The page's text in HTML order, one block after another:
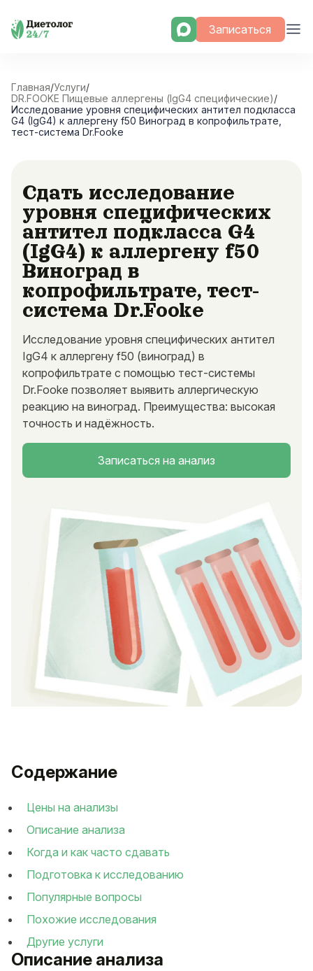
Skip
Записаться
Главная/Услуги/
DR.FOOKE Пищевые аллергены (IgG4 специфические)/
Исследование уровня специфических антител подкласса
G4 (IgG4) к аллергену f50 Виноград в копрофильтрате,
тест-система Dr.Fooke
Сдать исследование
уровня специфических
антител подкласса G4
(IgG4) к аллергену f50
Виноград в
копрофильтрате, тест-
система Dr.Fooke
Исследование уровня специфических антител
IgG4 к аллергену f50 (виноград) в
копрофильтрате с помощью тест-системы
Dr.Fooke позволяет выявить аллергическую
реакцию на виноград. Преимущества: высокая
точность и надёжность.
Записаться на анализ
Описание анализа
Содержание
Цены на анализы
Описание анализа
Когда и как часто сдавать
Подготовка к исследованию
Популярные вопросы
Похожие исследования
Другие услуги